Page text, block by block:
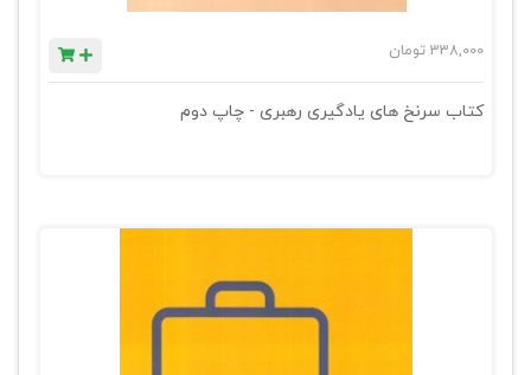
338,000 تومان
کتاب سرنخ های یادگیری رهبری - چاپ دوم